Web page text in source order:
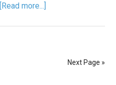
[Read more...]
Next Page »